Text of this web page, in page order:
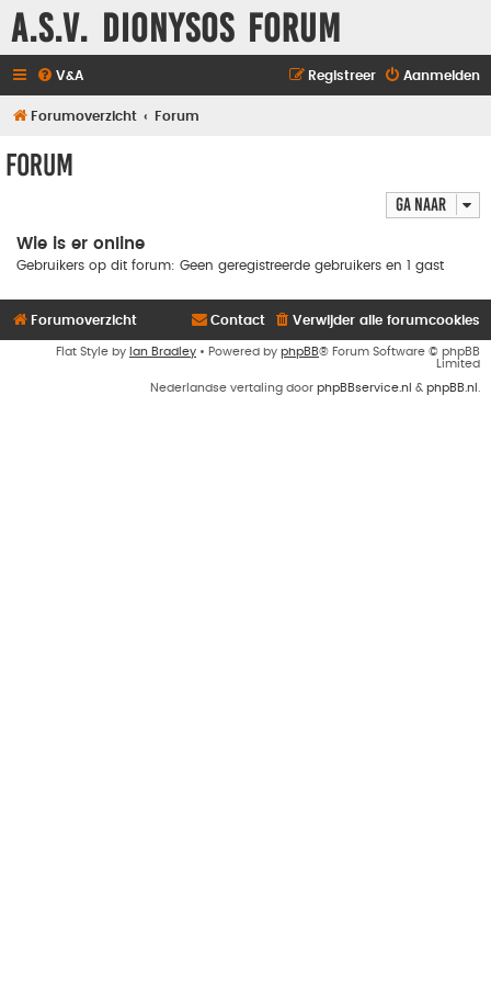
A.S.V. Dionysos Forum
V&A Aanmelden
Registreer
Forumoverzicht Forum
Forum
Ga naar
Wie is er online
Gebruikers op dit forum: Geen geregistreerde gebruikers en 1 gast
Forumoverzicht Verwijder alle forumcookies
Contact
Flat Style by Ian Bradley • Powered by phpBB® Forum Software © phpBB
Limited
Nederlandse vertaling door phpBBservice.nl & phpBB.nl .